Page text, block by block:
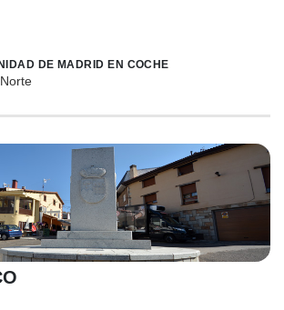
DE MADRID EN COCHE